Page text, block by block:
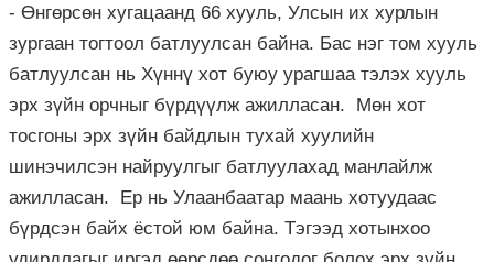
- Өнгөрсөн хугацаанд 66 хууль, Улсын их хурлын
зургаан тогтоол батлуулсан байна. Бас нэг том хууль
батлуулсан нь Хүннү хот буюу урагшаа тэлэх хууль
эрх зүйн орчныг бүрдүүлж ажилласан. Мөн хот
тосгоны эрх зүйн байдлын тухай хуулийн
шинэчилсэн найруулгыг батлуулахад манлайлж
ажилласан. Ер нь Улаанбаатар маань хотуудаас
бүрдсэн байх ёстой юм байна. Тэгээд хотынхоо